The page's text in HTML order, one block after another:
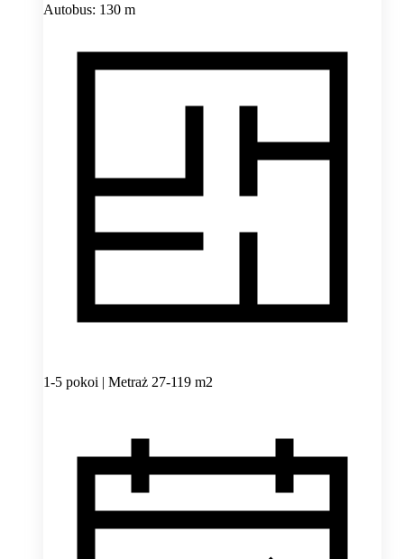
Autobus: 130 m
1-5 pokoi | Metraż 27-119 m2